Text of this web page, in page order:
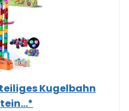
Kugelbahn